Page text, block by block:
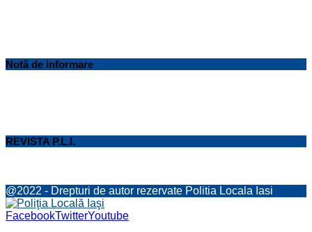
Notă de informare
REVISTA P.L.I.
@2022 - Drepturi de autor rezervate Politia Locala Iasi
FacebookTwitterYoutube